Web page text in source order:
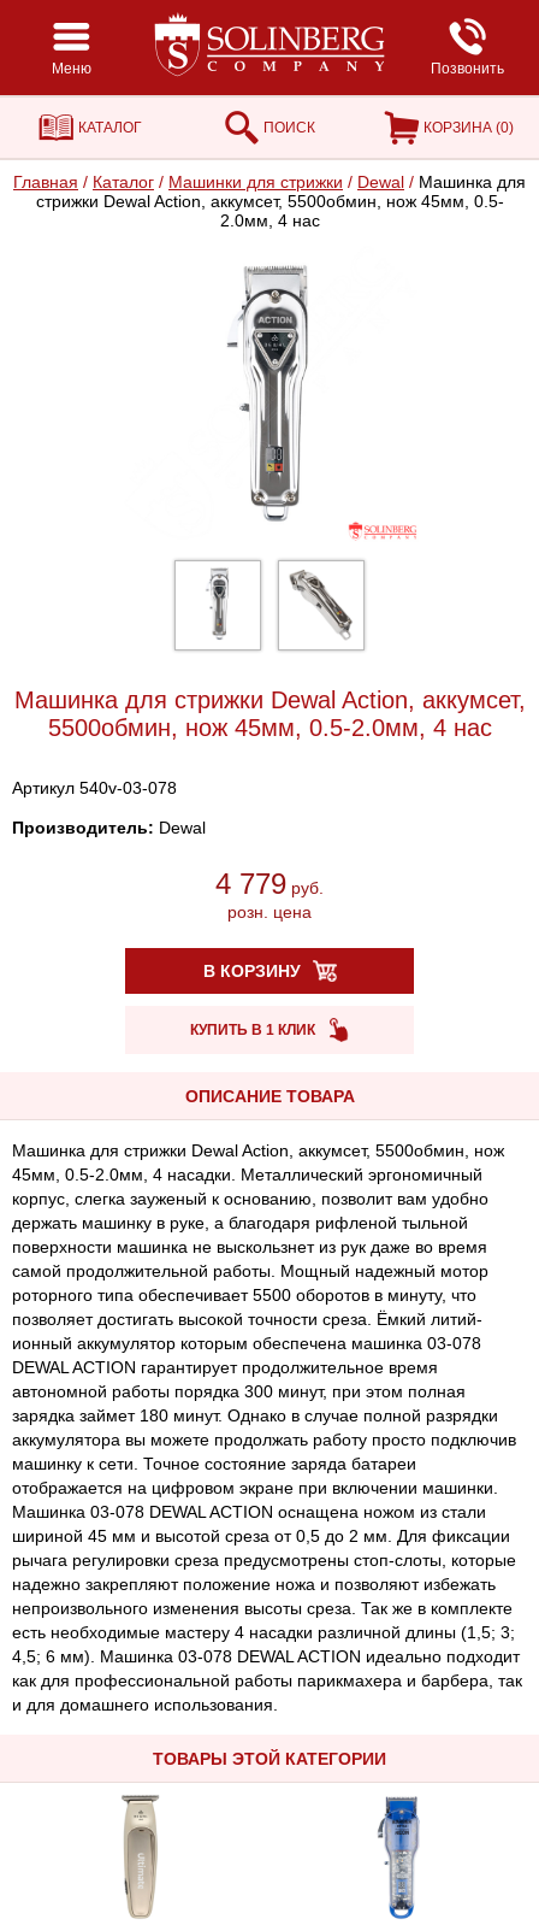
Меню Позвонить
КАТАЛОГ ПОИСК КОРЗИНА (0)
Главная / Каталог / Машинки для стрижки / Dewal / Машинка для
стрижки Dewal Action, аккумсет, 5500обмин, нож 45мм, 0.5-
2.0мм, 4 нас
Машинка для стрижки Dewal Action, аккумсет,
5500обмин, нож 45мм, 0.5-2.0мм, 4 нас
Артикул 540v-03-078
Производитель: Dewal
4 779 руб.
розн. цена
В КОРЗИНУ
КУПИТЬ В 1 КЛИК
ОПИСАНИЕ ТОВАРА
Машинка для стрижки Dewal Action, аккумсет, 5500обмин, нож
45мм, 0.5-2.0мм, 4 насадки. Металлический эргономичный
корпус, слегка зауженый к основанию, позволит вам удобно
держать машинку в руке, а благодаря рифленой тыльной
поверхности машинка не выскользнет из рук даже во время
самой продолжительной работы. Мощный надежный мотор
роторного типа обеспечивает 5500 оборотов в минуту, что
позволяет достигать высокой точности среза. Ёмкий литий-
ионный аккумулятор которым обеспечена машинка 03-078
DEWAL ACTION гарантирует продолжительное время
автономной работы порядка 300 минут, при этом полная
зарядка займет 180 минут. Однако в случае полной разрядки
аккумулятора вы можете продолжать работу просто подключив
машинку к сети. Точное состояние заряда батареи
отображается на цифровом экране при включении машинки.
Машинка 03-078 DEWAL ACTION оснащена ножом из стали
шириной 45 мм и высотой среза от 0,5 до 2 мм. Для фиксации
рычага регулировки среза предусмотрены стоп-слоты, которые
надежно закрепляют положение ножа и позволяют избежать
непроизвольного изменения высоты среза. Так же в комплекте
есть необходимые мастеру 4 насадки различной длины (1,5; 3;
4,5; 6 мм). Машинка 03-078 DEWAL ACTION идеально подходит
как для профессиональной работы парикмахера и барбера, так
и для домашнего использования.
ТОВАРЫ ЭТОЙ КАТЕГОРИИ